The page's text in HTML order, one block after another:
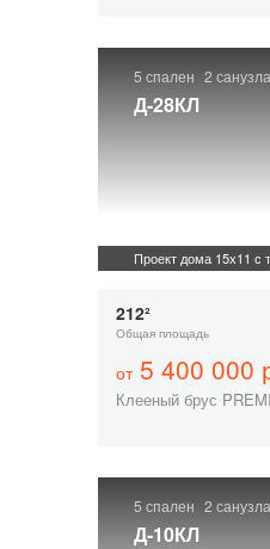
5 спален 2 санузла
Д-28КЛ
Проект дома 15х11 с
212²
Общая площадь
от5 400 000
Клееный брус
5 спален 2 санузла
Д-10КЛ